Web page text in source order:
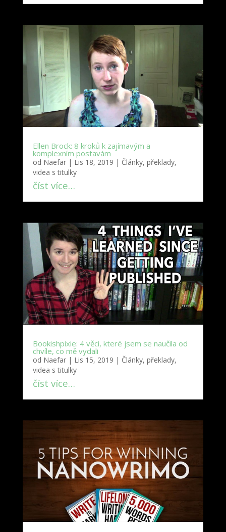
Ellen Brock: 8 kroků k zajímavým a
komplexním postavám
od Naefar| Lis 18, 2019 | Články, překlady,
videa s titulky
číst více…
Bookishpixie: 4 věci, které jsem se naučila od
chvíle, co mě vydali
od Naefar| Lis 15, 2019 | Články, překlady,
videa s titulky
číst více…